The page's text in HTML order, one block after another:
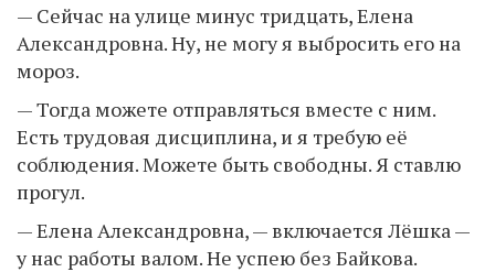
— Сейчас на улице минус тридцать, Елена
Александровна. Ну, не могу я выбросить его на
мороз.
— Тогда можете отправляться вместе с ним.
Есть трудовая дисциплина, и я требую её
соблюдения. Можете быть свободны. Я ставлю
прогул.
— Елена Александровна, — включается Лёшка —
у нас работы валом. Не успею без Байкова.